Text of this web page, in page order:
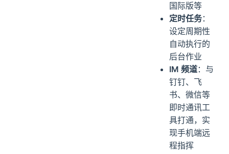
国际版等
定时任务：
设定周期性
自动执行的
后台作业
IM 频道：与
钉钉、飞
书、微信等
即时通讯工
具打通，实
现手机端远
程指挥